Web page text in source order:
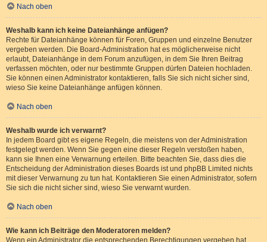
Nach oben
Weshalb kann ich keine Dateianhänge anfügen?
Rechte für Dateianhänge können für Foren, Gruppen und einzelne Benutzer
vergeben werden. Die Board-Administration hat es möglicherweise nicht
erlaubt, Dateianhänge in dem Forum anzufügen, in dem Sie Ihren Beitrag
verfassen möchten, oder nur bestimmte Gruppen dürfen Dateien hochladen.
Sie können einen Administrator kontaktieren, falls Sie sich nicht sicher sind,
wieso Sie keine Dateianhänge anfügen können.
Nach oben
Weshalb wurde ich verwarnt?
In jedem Board gibt es eigene Regeln, die meistens von der Administration
festgelegt werden. Wenn Sie gegen eine dieser Regeln verstoßen haben,
kann sie Ihnen eine Verwarnung erteilen. Bitte beachten Sie, dass dies die
Entscheidung der Administration dieses Boards ist und phpBB Limited nichts
mit dieser Verwarnung zu tun hat. Kontaktieren Sie einen Administrator, sofern
Sie sich die nicht sicher sind, wieso Sie verwarnt wurden.
Nach oben
Wie kann ich Beiträge den Moderatoren melden?
Wenn ein Administrator die entsprechenden Berechtigungen vergeben hat,